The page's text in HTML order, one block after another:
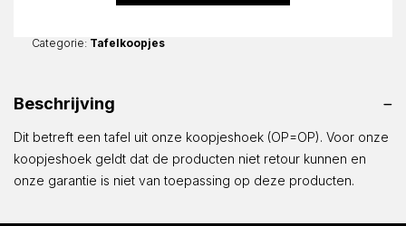
Categorie: Tafelkoopjes
Beschrijving
Dit betreft een tafel uit onze koopjeshoek (OP=OP). Voor onze
koopjeshoek geldt dat de producten niet retour kunnen en
onze garantie is niet van toepassing op deze producten.